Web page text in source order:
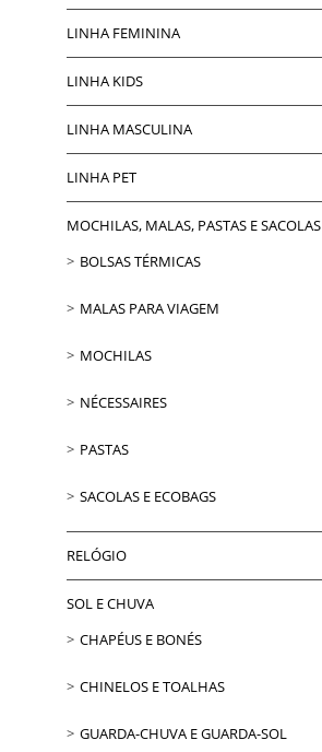
LINHA FEMININA
LINHA KIDS
LINHA MASCULINA
LINHA PET
MOCHILAS, MALAS, PASTAS E SACOLAS
BOLSAS TÉRMICAS
MALAS PARA VIAGEM
MOCHILAS
NÉCESSAIRES
PASTAS
SACOLAS E ECOBAGS
RELÓGIO
SOL E CHUVA
CHAPÉUS E BONÉS
CHINELOS E TOALHAS
GUARDA-CHUVA E GUARDA-SOL